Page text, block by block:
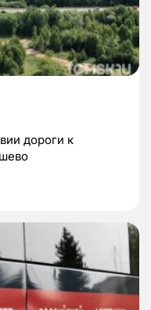
дороги к